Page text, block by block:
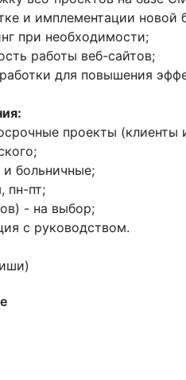
и имплементации новой
при необходимости;
работы веб-сайтов;
для повышения
проекты
больничные;
пн-пт;
- на выбор;
с руководством.